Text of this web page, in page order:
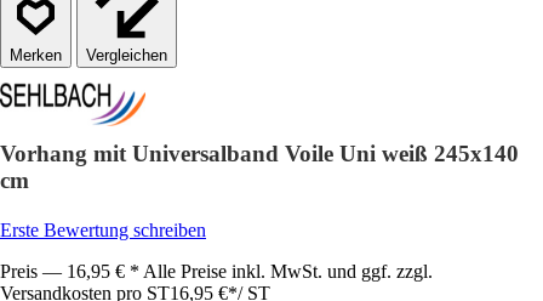
Vergleichen
Vorhang mit Universalband Voile Uni weiß 245x140
cm
Erste Bewertung schreiben
Preis — 16,95 € * Alle Preise inkl. MwSt. und ggf. zzgl.
Versandkosten pro ST16,95 €*/ ST